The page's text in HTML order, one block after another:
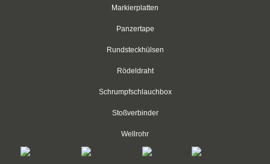
Klettbinder mit Umlenköse
Kabelhalter
Markierplatten
Panzertape
Rundsteckhülsen
Rödeldraht
Schrumpfschlauchbox
Stoßverbinder
Wellrohr